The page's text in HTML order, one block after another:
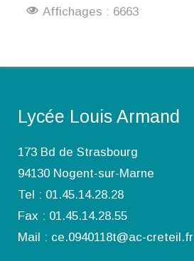
Affichages : 6663
Lycée Louis Armand
173 Bd de Strasbourg
94130 Nogent-sur-Marne
Tel : 01.45.14.28.28
Fax : 01.45.14.28.55
Mail : ce.0940118t@ac-creteil.fr